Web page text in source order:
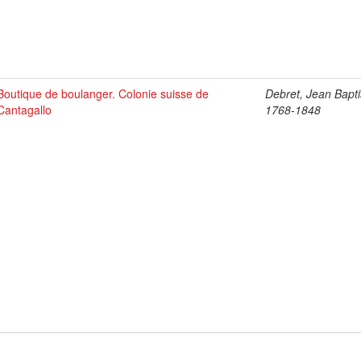
de boulanger. Colonie suisse de
Debret, Jean
1768-1848